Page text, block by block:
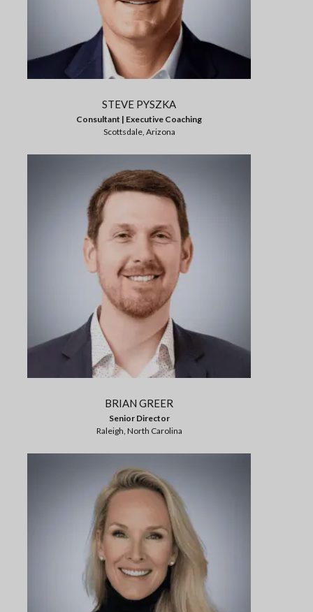
STEVE PYSZKA
Consultant | Executive Coaching
Scottsdale, Arizona
BRIAN GREER
Senior Director
Raleigh, North Carolina